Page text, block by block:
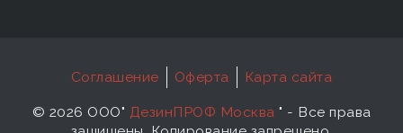
Соглашение Оферта Карта сайта
© 2026 ООО" ДезинПРОФ Москва " - Все права